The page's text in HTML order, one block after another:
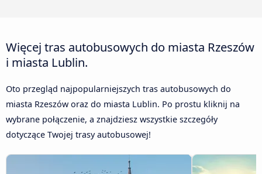
Więcej tras autobusowych do miasta Rzeszów
i miasta Lublin.
Oto przegląd najpopularniejszych tras autobusowych do
miasta Rzeszów oraz do miasta Lublin. Po prostu kliknij na
wybrane połączenie, a znajdziesz wszystkie szczegóły
dotyczące Twojej trasy autobusowej!